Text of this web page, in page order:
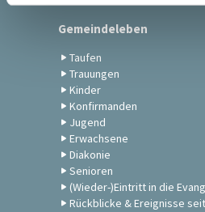
Gemeindeleben
Taufen
Trauungen
Kinder
Konfirmanden
Jugend
Erwachsene
Diakonie
Senioren
(Wieder-)Eintritt in die
Rückblicke & Ereignisse